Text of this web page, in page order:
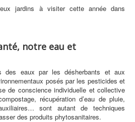
jardins à visiter cette année dans
notre eau et
des eaux par les désherbants et aux
posés par les pesticides et
de conscience individuelle et collective
récupération d’eau de pluie,
sont autant de techniques
des produits phytosanitaires.